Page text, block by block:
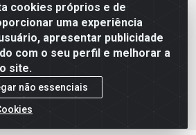
cookies próprios e de
uma experiência
apresentar publicidade
com o seu perfil e melhorar a
site.
não essenciais
Asr Ne 55 (412 Norte), Alameda
Norte, Palmas/TO - CEP 77.006-540 -
05.922.500/0001-02